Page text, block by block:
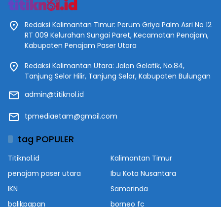
Redaksi Kalimantan Timur: Perum Griya Palm Asri No 12
RT 009 Kelurahan Sungai Paret, Kecamatan Penajam,
Kabupaten Penajam Paser Utara
Redaksi Kalimantan Utara: Jalan Gelatik, No.84,
Tanjung Selor Hilir, Tanjung Selor, Kabupaten Bulungan
admin@titiknol.id
tpmediaetam@gmail.com
tag POPULER
Titiknol.id
Kalimantan Timur
penajam paser utara
Ibu Kota Nusantara
IKN
Samarinda
balikpapan
borneo fc